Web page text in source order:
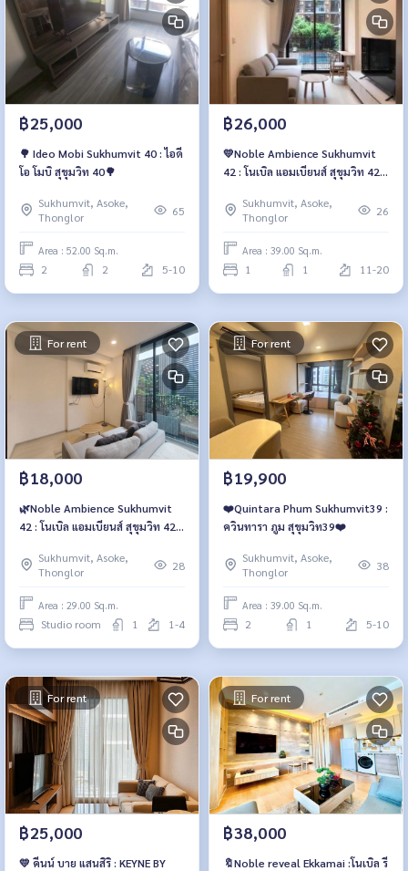
฿25,000
🌳 Ideo Mobi Sukhumvit 40 : ไอดี
โอ โมบิ สุขุมวิท 40🌳
Sukhumvit, Asoke,
Thonglor
65
Area : 52.00 Sq.m.
2 2 5-10
฿26,000
💛Noble Ambience Sukhumvit
42 : โนเบิล แอมเบียนส์ สุขุมวิท 42
Sukhumvit, Asoke,
Thonglor
26
Area : 39.00 Sq.m.
1 1 11-20
For rent
฿18,000
🌿Noble Ambience Sukhumvit
42 : โนเบิล แอมเบียนส์ สุขุมวิท 42
Sukhumvit, Asoke,
Thonglor
28
Area : 29.00 Sq.m.
Studio room 1 1-4
For rent
฿19,900
❤️‍Quintara Phum Sukhumvit39 :
ควินทารา ภูม สุขุมวิท39❤️‍
Sukhumvit, Asoke,
Thonglor
38
Area : 39.00 Sq.m.
2 1 5-10
For rent
฿25,000
💛 คีนน์ บาย แสนสิริ : KEYNE BY
For rent
฿38,000
🔖Noble reveal Ekkamai :โนเบิล รี